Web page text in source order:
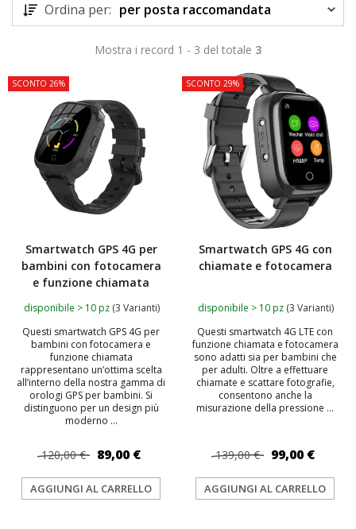
Ordina per: per posta raccomandata
Mostra i record 1 - 3 del totale 3
SCONTO 26%
Smartwatch GPS 4G per
bambini con fotocamera
e funzione chiamata
disponibile > 10 pz (3 Varianti)
Questi smartwatch GPS 4G per
bambini con fotocamera e
funzione chiamata
rappresentano un’ottima scelta
all’interno della nostra gamma di
orologi GPS per bambini. Si
distinguono per un design più
moderno ...
120,00 € 89,00 €
AGGIUNGI AL CARRELLO
SCONTO 29%
Smartwatch GPS 4G con
chiamate e fotocamera
disponibile > 10 pz (3 Varianti)
Questi smartwatch 4G LTE con
funzione chiamata e fotocamera
sono adatti sia per bambini che
per adulti. Oltre a effettuare
chiamate e scattare fotografie,
consentono anche la
misurazione della pressione ...
139,00 € 99,00 €
AGGIUNGI AL CARRELLO